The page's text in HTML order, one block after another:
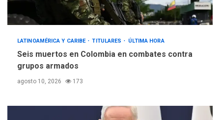
LATINOAMÉRICA Y CARIBE TITULARES ÚLTIMA HORA
Seis muertos en Colombia en combates contra
grupos armados
agosto 10, 2026 173